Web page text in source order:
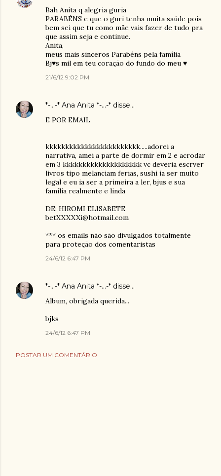
Bah Anita q alegria guria
PARABÉNS e que o guri tenha muita saúde pois
bem sei que tu como mãe vais fazer de tudo pra
que assim seja e continue.
Anita,
meus mais sinceros Parabéns pela família
Bj♥s mil em teu coração do fundo do meu ♥
21/6/12 9:02 PM
*-...-* Ana Anita *-...-* disse…
E POR EMAIL
kkkkkkkkkkkkkkkkkkkkkkkk.....adorei a
narrativa, amei a parte de dormir em 2 e acrodar
em 3 kkkkkkkkkkkkkkkkkkkk vc deveria escrver
livros tipo melanciam ferias, sushi ia ser muito
legal e eu ia ser a primeira a ler, bjus e sua
familia realmente e linda
DE: HIROMI ELISABETE
betXXXXXi@hotmail.com
*** os emails não são divulgados totalmente
para proteção dos comentaristas
24/6/12 6:47 PM
*-...-* Ana Anita *-...-* disse…
Album, obrigada querida...
bjks
24/6/12 6:47 PM
POSTAR UM COMENTÁRIO